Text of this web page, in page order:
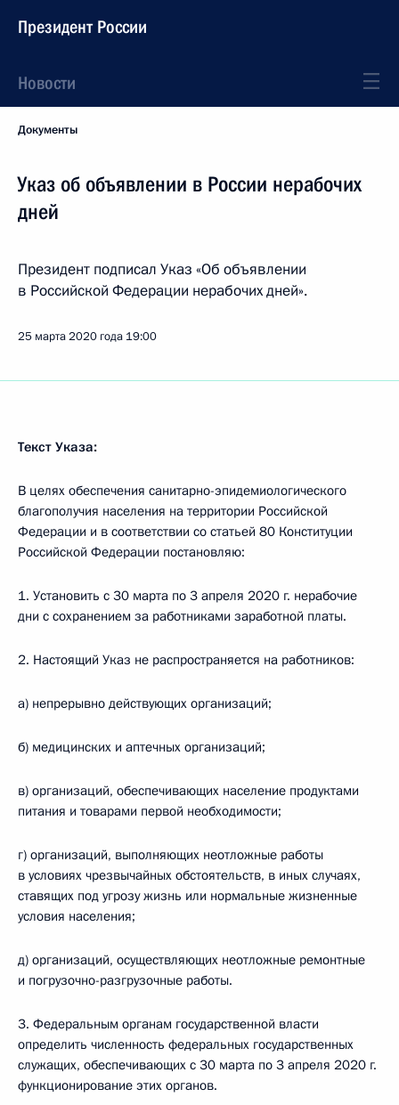
Президент России
Новости
Документы
Указ об объявлении в России нерабочих
дней
Президент подписал Указ «Об объявлении
в Российской Федерации нерабочих дней».
25 марта 2020 года 19:00
Текст Указа:
В целях обеспечения санитарно-эпидемиологического
благополучия населения на территории Российской
Федерации и в соответствии со статьей 80 Конституции
Российской Федерации постановляю:
1. Установить с 30 марта по 3 апреля 2020 г. нерабочие
дни с сохранением за работниками заработной платы.
2. Настоящий Указ не распространяется на работников:
а) непрерывно действующих организаций;
б) медицинских и аптечных организаций;
в) организаций, обеспечивающих население продуктами
питания и товарами первой необходимости;
г) организаций, выполняющих неотложные работы
в условиях чрезвычайных обстоятельств, в иных случаях,
ставящих под угрозу жизнь или нормальные жизненные
условия населения;
д) организаций, осуществляющих неотложные ремонтные
и погрузочно-разгрузочные работы.
3. Федеральным органам государственной власти
определить численность федеральных государственных
служащих, обеспечивающих с 30 марта по 3 апреля 2020 г.
функционирование этих органов.